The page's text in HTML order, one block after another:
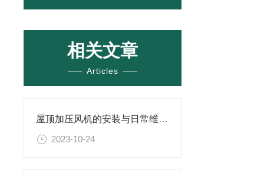
相关文章
Articles
屋顶加压风机的安装与日常维护方法
2023-10-24